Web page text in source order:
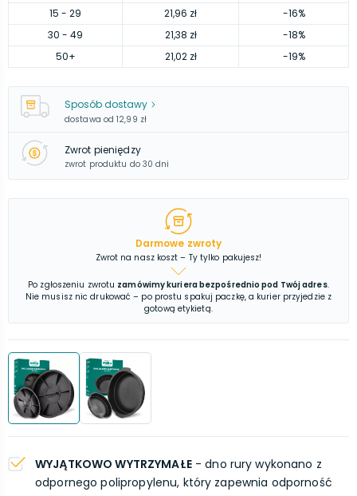
15 - 29 21,96 zł
-16%
30 - 49 21,38 zł
-18%
50+ 21,02 zł -19%
Sposób dostawy
dostawa od 12,99 zł
Zwrot pieniędzy
zwrot produktu do 30 dni
Darmowe zwroty
Zwrot na nasz koszt – Ty tylko pakujesz!
Po zgłoszeniu zwrotu zamówimy kuriera bezpośrednio pod Twój adres.
Nie musisz nic drukować – po prostu spakuj paczkę, a kurier przyjedzie z
gotową etykietą.
WYJĄTKOWO WYTRZYMAŁE- dno rury wykonano z
odpornego polipropylenu, który zapewnia odporność